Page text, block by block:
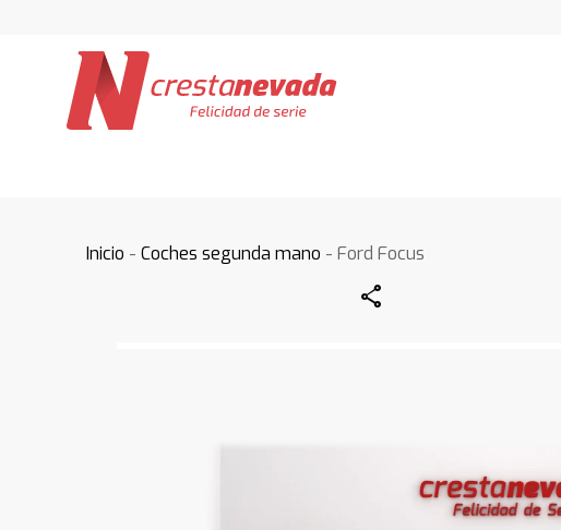
Inicio -Coches segunda mano - Ford Focus
Share